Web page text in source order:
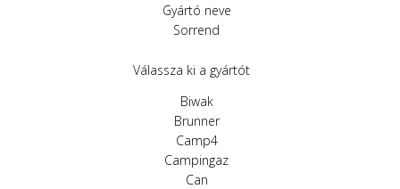
Gyártó neve
Sorrend
Válassza ki a gyártót
Biwak
Brunner
Camp4
Campingaz
Can